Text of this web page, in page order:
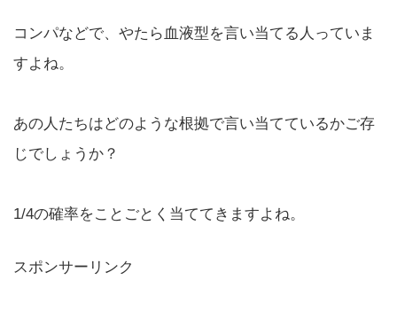
コンパなどで、やたら血液型を言い当てる人っていま
すよね。
あの人たちはどのような根拠で言い当てているかご存
じでしょうか？
1/4の確率をことごとく当ててきますよね。
スポンサーリンク